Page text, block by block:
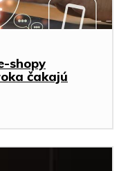
shopy
čakajú